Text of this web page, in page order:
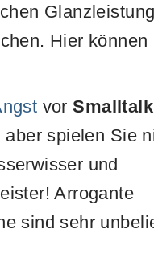
Hier können
vorSmalltalk
aber spielen Sie
und
Arrogante
sind sehr